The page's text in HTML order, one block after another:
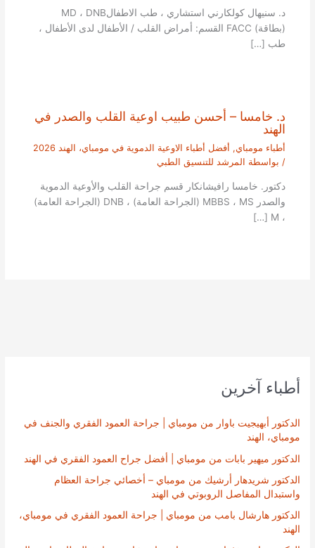
أطباء آخرين
الدكتور أبهيجيت باوار من مومباي | جراحة العمود الفقري والجنف في
مومباي، الهند
الدكتور ميهير بابات من مومباي | أفضل جراح العمود الفقري في الهند
الدكتور شريدهار أرشيك من مومباي – أخصائي جراحة العظام
واستبدال المفاصل الروبوتي في الهند
الدكتور هارشال بامب من مومباي | جراحة العمود الفقري في مومباي،
الهند
د. سنيهال كولكارني استشاري ، طب الاطفالMD ، DNB
(بطاقة) FACC القسم: أمراض القلب / الأطفال لدى الأطفال ،
طب […]
د. خامسا – أحسن طبيب اوعية القلب والصدر في
الهند
أطباء مومباي, أفضل أطباء الاوعية الدموية في مومباي، الهند 2026
/ بواسطة المرشد للتنسيق الطبي
دكتور. خامسا رافيشانكار قسم جراحة القلب والأوعية الدموية
والصدر MBBS ، MS (الجراحة العامة) ، DNB (الجراحة العامة)
، M […]